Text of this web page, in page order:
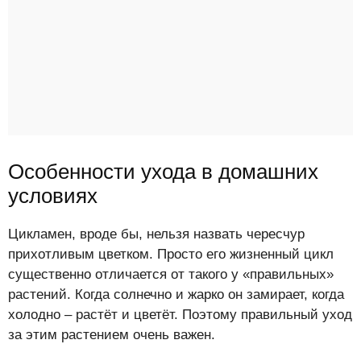
Особенности ухода в домашних
условиях
Цикламен, вроде бы, нельзя назвать чересчур
прихотливым цветком. Просто его жизненный цикл
существенно отличается от такого у «правильных»
растений. Когда солнечно и жарко он замирает, когда
холодно – растёт и цветёт. Поэтому правильный уход
за этим растением очень важен.